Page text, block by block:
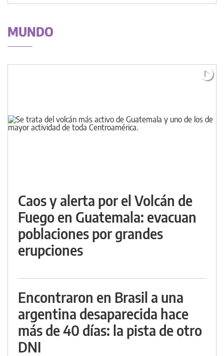
MUNDO
Caos y alerta por el Volcán de
Fuego en Guatemala: evacuan
poblaciones por grandes
erupciones
Encontraron en Brasil a una
argentina desaparecida hace
más de 40 días: la pista de otro
DNI